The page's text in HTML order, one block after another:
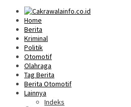
Home
Berita
Kriminal
Politik
Otomotif
Olahraga
Tag Berita
Berita Otomotif
Lainnya
Indeks